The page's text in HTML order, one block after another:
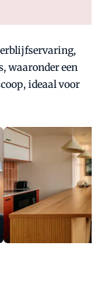
waaronder een
ideaal voor